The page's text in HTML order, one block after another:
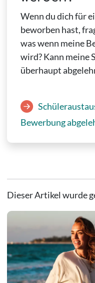
Wenn du dich für
beworben hast,
was wenn meine
wird? Kann meine
überhaupt
Bewerbung
Dieser Artikel wurde